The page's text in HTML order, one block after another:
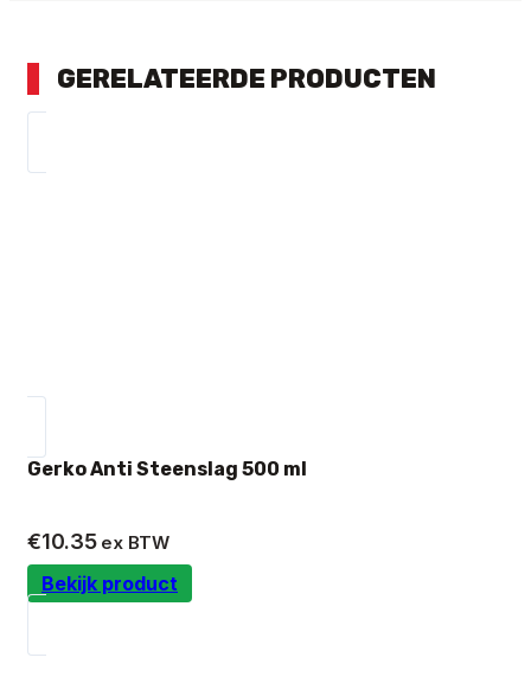
GERELATEERDE PRODUCTEN
Gerko Anti Steenslag 500 ml
€10.35 ex BTW
Bekijk product